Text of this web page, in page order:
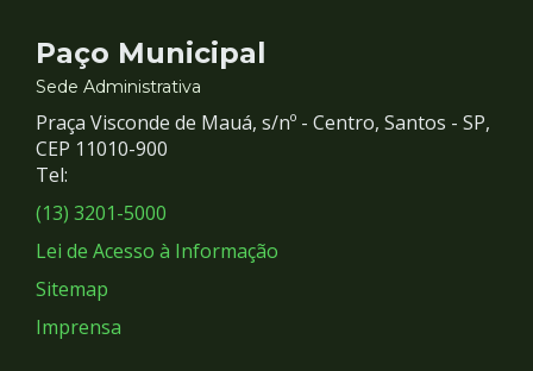
Contato
e
Redes
Sociais
Paço Municipal
Sede Administrativa
Praça Visconde de Mauá, s/nº - Centro, Santos - SP,
CEP 11010-900
Tel:
(13) 3201-5000
Lei de Acesso à Informação
Sitemap
Imprensa